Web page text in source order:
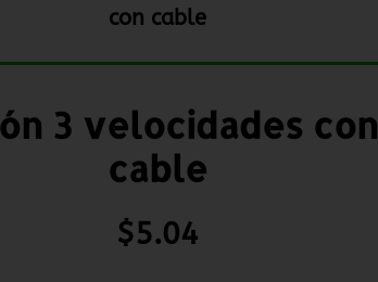
con cable
3 velocidades con
cable
$5.04